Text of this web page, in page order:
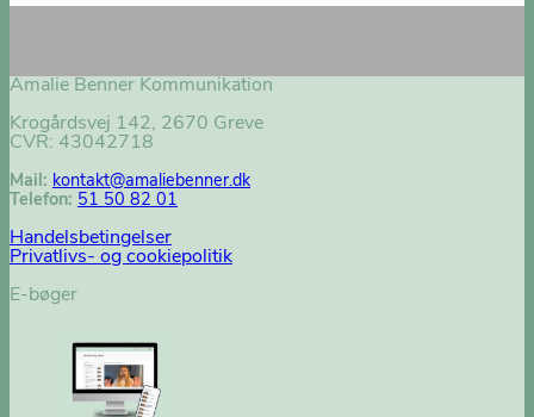
Amalie Benner Kommunikation
Krogårdsvej 142, 2670 Greve
CVR: 43042718
Mail: kontakt@amaliebenner.dk
Telefon: 51 50 82 01
Handelsbetingelser
Privatlivs- og cookiepolitik
E-bøger